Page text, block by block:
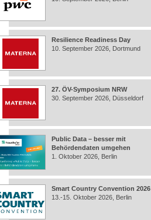
Resilience Readiness Day
10. September 2026, Dortmund
27. ÖV-Symposium NRW
30. September 2026, Düsseldorf
Public Data – besser mit
Behördendaten umgehen
1. Oktober 2026, Berlin
Smart Country Convention 2026
13.-15. Oktober 2026, Berlin